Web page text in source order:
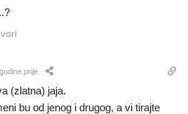
prije
(zlatna) jaja.
bu od jenog i drugog, a vi tirajte